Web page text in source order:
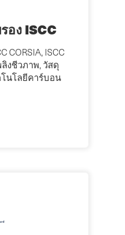
อง ISCC
CORSIA, ISCC
ลิงชีวภาพ, วัสดุ
นโลยีคาร์บอน